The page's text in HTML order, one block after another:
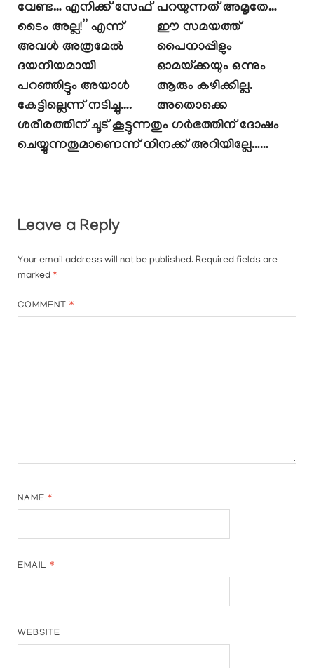
വേണ്ട… എനിക്ക് സേഫ്
ടൈം അല്ല!” എന്ന്
അവൾ അത്രമേൽ
ദയനീയമായി
പറഞ്ഞിട്ടും അയാൾ
കേട്ടില്ലെന്ന് നടിച്ചു….
പറയുന്നത് അമൃതേ…
ഈ സമയത്ത്
പൈനാപ്പിളും
ഓമയ്ക്കയും ഒന്നും
ആരും കഴിക്കില്ല.
അതൊക്കെ
ശരീരത്തിന് ചൂട് കൂട്ടുന്നതും ഗർഭത്തിന് ദോഷം
ചെയ്യുന്നതുമാണെന്ന് നിനക്ക് അറിയില്ലേ……
Leave a Reply
Your email address will not be published. Required fields are
marked *
COMMENT*
NAME*
EMAIL*
WEBSITE